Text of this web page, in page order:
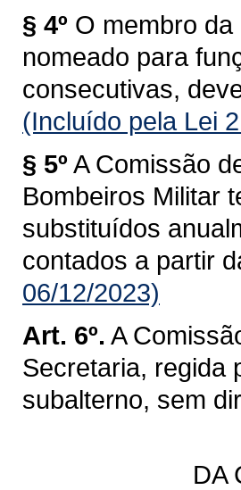
§ 4º O membro
nomeado para
consecutivas,
(Incluído pela Lei
§ 5º A Comissão
Bombeiros Militar
substituídos
contados a partir
06/12/2023)
Art. 6º. A
Secretaria, regida
subalterno, sem
DA